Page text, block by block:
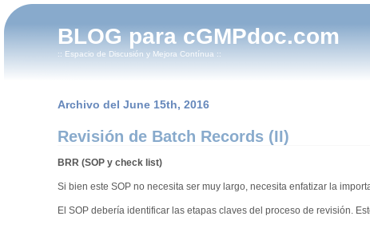
BLOG para cGMPdoc.com
:: Espacio de Discusión y Mejora Contínua ::
Archivo del June 15th, 2016
Revisión de Batch Records (II)
BRR (SOP y check list)
Si bien este SOP no necesita ser muy largo, necesita enfatizar la
El SOP debería identificar las etapas claves del proceso de revisión.